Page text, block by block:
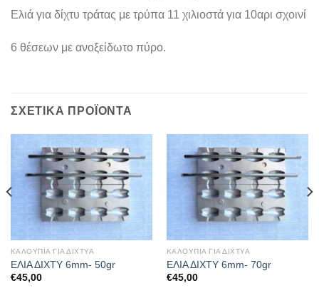
Ελιά για δίχτυ τράτας με τρύπα 11 χιλιοστά για 10αρι σχοινί
6 θέσεων με ανοξείδωτο πύρο.
ΣΧΕΤΙΚΆ ΠΡΟΪΌΝΤΑ
ΚΑΛΟΥΠΙΑ ΓΙΑ ΔΙΧΤΥΑ
ΕΛΙΑ ΔΙΧΤΥ 6mm- 50gr
€45,00
ΚΑΛΟΥΠΙΑ ΓΙΑ ΔΙΧΤΥΑ
ΕΛΙΑ ΔΙΧΤΥ 6mm- 70gr
€45,00